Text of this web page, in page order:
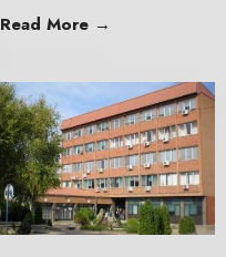
Read More →